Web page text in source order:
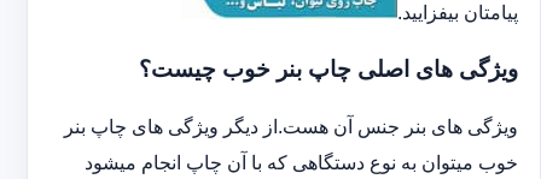
پیامتان بیفزایید.
ویژگی های اصلی چاپ بنر خوب چیست؟
ویژگی های بنر جنس آن هست.از دیگر ویژگی های چاپ بنر
خوب میتوان به نوع دستگاهی که با آن چاپ انجام میشود